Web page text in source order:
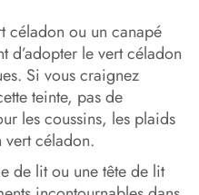
céladon ou un canapé
d’adopter le vert céladon
Si vous craignez
teinte, pas de
les coussins, les plaids
vert céladon.
de lit ou une tête de lit